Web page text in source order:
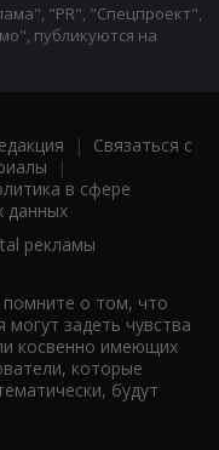
"PR", "Спецпроект",
публикуются на
| Связаться с
|
в сфере
данных
рекламы
о том, что
задеть чувства
косвенно имеющих
которые
будут